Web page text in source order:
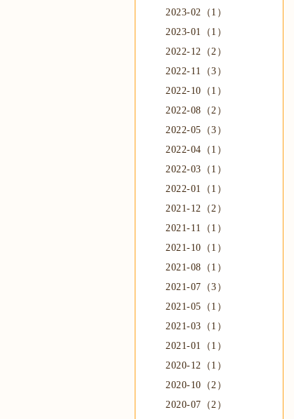
2023-02（1）
2023-01（1）
2022-12（2）
2022-11（3）
2022-10（1）
2022-08（2）
2022-05（3）
2022-04（1）
2022-03（1）
2022-01（1）
2021-12（2）
2021-11（1）
2021-10（1）
2021-08（1）
2021-07（3）
2021-05（1）
2021-03（1）
2021-01（1）
2020-12（1）
2020-10（2）
2020-07（2）